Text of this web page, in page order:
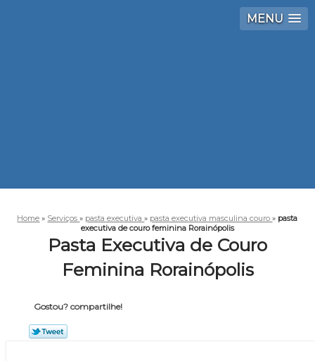
MENU
Home » Serviços» pasta executiva» pasta executiva masculina couro» pasta
executiva de couro feminina Rorainópolis
Pasta Executiva de Couro
Feminina Rorainópolis
Gostou? compartilhe!